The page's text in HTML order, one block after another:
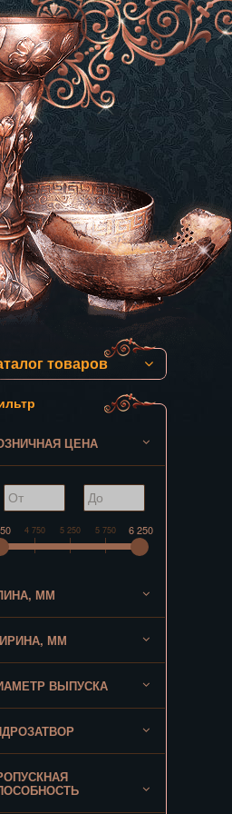
товаров
ЦЕНА
4 750 5 250 5 750 6 250
ММ
ММ
ВЫПУСКА